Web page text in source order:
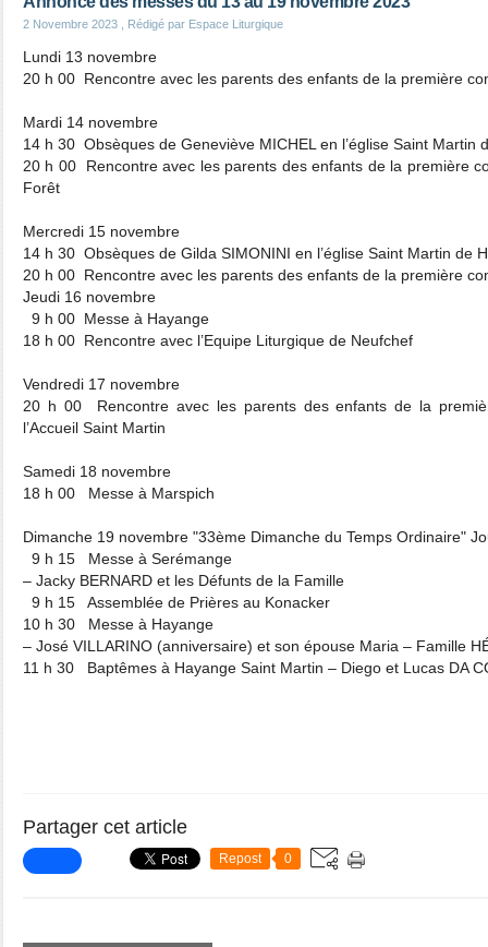
2 Novembre 2023 , Rédigé par Espace Liturgique
Lundi 13 novembre
20 h 00 Rencontre avec les parents des enfants de la première
Mardi 14 novembre
14 h 30 Obsèques de Geneviève MICHEL en l’église Saint Martin
20 h 00 Rencontre avec les parents des enfants de la première
Forêt
Mercredi 15 novembre
14 h 30 Obsèques de Gilda SIMONINI en l’église Saint Martin de
20 h 00 Rencontre avec les parents des enfants de la première
Jeudi 16 novembre
9 h 00 Messe à Hayange
18 h 00 Rencontre avec l’Equipe Liturgique de Neufchef
Vendredi 17 novembre
20 h 00 Rencontre avec les parents des enfants de la
l’Accueil Saint Martin
Samedi 18 novembre
18 h 00 Messe à Marspich
Dimanche 19 novembre "33ème Dimanche du Temps Ordinaire"
9 h 15 Messe à Serémange
– Jacky BERNARD et les Défunts de la Famille
9 h 15 Assemblée de Prières au Konacker
10 h 30 Messe à Hayange
– José VILLARINO (anniversaire) et son épouse Maria – Famille
11 h 30 Baptêmes à Hayange Saint Martin – Diego et Lucas DA
Partager cet article
Repost 0